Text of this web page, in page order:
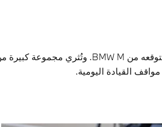
القيادة اليومية.